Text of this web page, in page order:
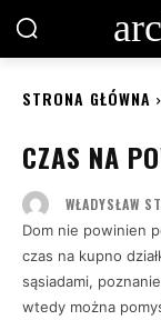
STRONA GŁÓWNA
CZAS NA
WŁADYSŁAW
Dom nie powinien
czas na kupno
sąsiadami,
wtedy można